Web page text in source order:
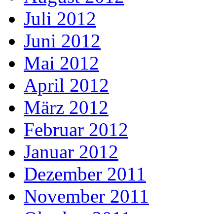
Juli 2012
Juni 2012
Mai 2012
April 2012
März 2012
Februar 2012
Januar 2012
Dezember 2011
November 2011